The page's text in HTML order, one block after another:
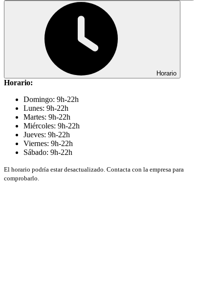
Horario
Horario:
Domingo: 9h-22h
Lunes: 9h-22h
Martes: 9h-22h
Miércoles: 9h-22h
Jueves: 9h-22h
Viernes: 9h-22h
Sábado: 9h-22h
El horario podría estar desactualizado. Contacta con la empresa para
comprobarlo.